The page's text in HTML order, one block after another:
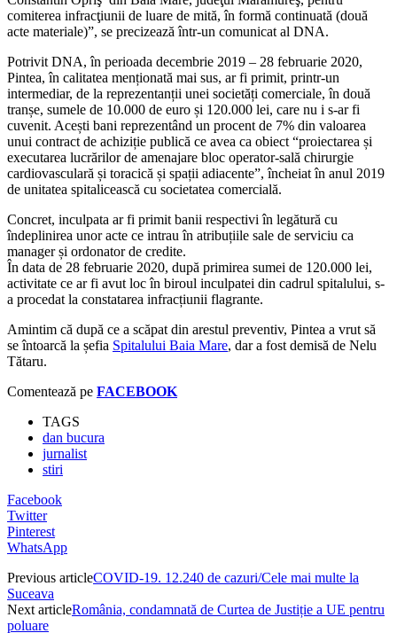
comiterea infracţiunii de luare de mită, în formă continuată (două
acte materiale)”, se precizează într-un comunicat al DNA.
Potrivit DNA, în perioada decembrie 2019 – 28 februarie 2020,
Pintea, în calitatea menționată mai sus, ar fi primit, printr-un
intermediar, de la reprezentanții unei societăți comerciale, în două
tranșe, sumele de 10.000 de euro și 120.000 lei, care nu i s-ar fi
cuvenit. Acești bani reprezentând un procent de 7% din valoarea
unui contract de achiziție publică ce avea ca obiect “proiectarea și
executarea lucrărilor de amenajare bloc operator-sală chirurgie
cardiovasculară și toracică și spații adiacente”, încheiat în anul 2019
de unitatea spitalicească cu societatea comercială.
Concret, inculpata ar fi primit banii respectivi în legătură cu
îndeplinirea unor acte ce intrau în atribuțiile sale de serviciu ca
manager și ordonator de credite.
În data de 28 februarie 2020, după primirea sumei de 120.000 lei,
activitate ce ar fi avut loc în biroul inculpatei din cadrul spitalului, s-
a procedat la constatarea infracțiunii flagrante.
Amintim că după ce a scăpat din arestul preventiv, Pintea a vrut să
se întoarcă la șefia Spitalului Baia Mare, dar a fost demisă de Nelu
Tătaru.
Comentează pe FACEBOOK
TAGS
dan bucura
jurnalist
stiri
Facebook
Twitter
Pinterest
WhatsApp
Previous articleCOVID-19. 12.240 de cazuri/Cele mai multe la
Suceava
Next articleRomânia, condamnată de Curtea de Justiție a UE pentru
poluare